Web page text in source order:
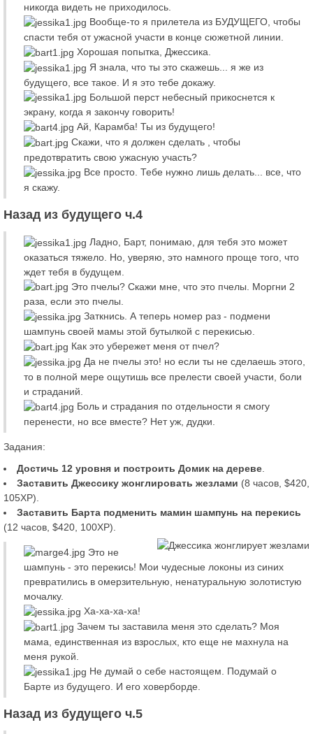
никогда видеть не приходилось.
Вообще-то я прилетела из БУДУЩЕГО, чтобы
спасти тебя от ужасной участи в конце сюжетной линии.
Хорошая попытка, Джессика.
Я знала, что ты это скажешь... я же из
будущего, все такое. И я это тебе докажу.
Большой перст небесный прикоснется к
экрану, когда я закончу говорить!
Ай, Карамба! Ты из будущего!
Скажи, что я должен сделать , чтобы
предотвратить свою ужасную участь?
Все просто. Тебе нужно лишь делать... все, что
я скажу.
Назад из будущего ч.4
Ладно, Барт, понимаю, для тебя это может
оказаться тяжело. Но, уверяю, это намного проще того, что
ждет тебя в будущем.
Это пчелы? Скажи мне, что это пчелы. Моргни 2
раза, если это пчелы.
Заткнись. А теперь номер раз - подмени
шампунь своей мамы этой бутылкой с перекисью.
Как это убережет меня от пчел?
Да не пчелы это! но если ты не сделаешь этого,
то в полной мере ощутишь все прелести своей участи, боли
и страданий.
Боль и страдания по отдельности я смогу
перенести, но все вместе? Нет уж, дудки.
Задания:
Достичь 12 уровня и построить Домик на дереве
Заставить Джессику жонглировать жезлами (8 часов, $420,
105XP).
Заставить Барта подменить мамин шампунь на перекись
(12 часов, $420, 100XP).
Это не
шампунь - это перекись! Мои чудесные локоны из синих
превратились в омерзительную, ненатуральную золотистую
мочалку.
Ха-ха-ха-ха!
Зачем ты заставила меня это сделать? Моя
мама, единственная из взрослых, кто еще не махнула на
меня рукой.
Не думай о себе настоящем. Подумай о
Барте из будущего. И его ховерборде.
Назад из будущего ч.5